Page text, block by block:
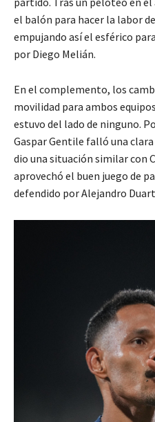
el balón para hacer la labor
empujando así el esférico
por Diego Melián.
En el complemento, los
movilidad para ambos
estuvo del lado de ninguno.
Gaspar Gentile falló una clara
dio una situación similar con
aprovechó el buen juego de
defendido por Alejandro